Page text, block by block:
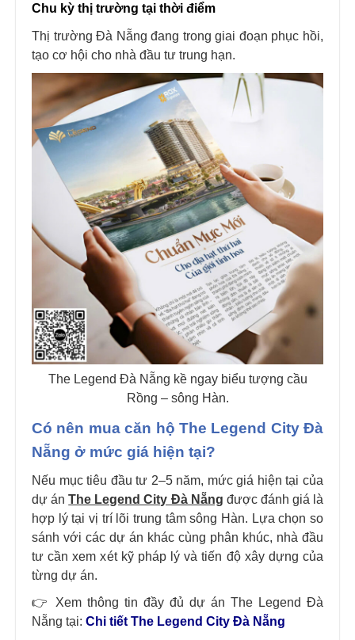
Chu kỳ thị trường tại thời điểm
Thị trường Đà Nẵng đang trong giai đoạn phục hồi,
tạo cơ hội cho nhà đầu tư trung hạn.
The Legend Đà Nẵng kề ngay biểu tượng cầu
Rồng – sông Hàn.
Có nên mua căn hộ The Legend City Đà
Nẵng ở mức giá hiện tại?
Nếu mục tiêu đầu tư 2–5 năm, mức giá hiện tại của
dự ánThe Legend City Đà Nẵng được đánh giá là
hợp lý tại vị trí lõi trung tâm sông Hàn. Lựa chọn so
sánh với các dự án khác cùng phân khúc, nhà đầu
tư cần xem xét kỹ pháp lý và tiến độ xây dựng của
từng dự án.
👉 Xem thông tin đầy đủ dự án The Legend Đà
Nẵng tại: Chi tiết The Legend City Đà Nẵng